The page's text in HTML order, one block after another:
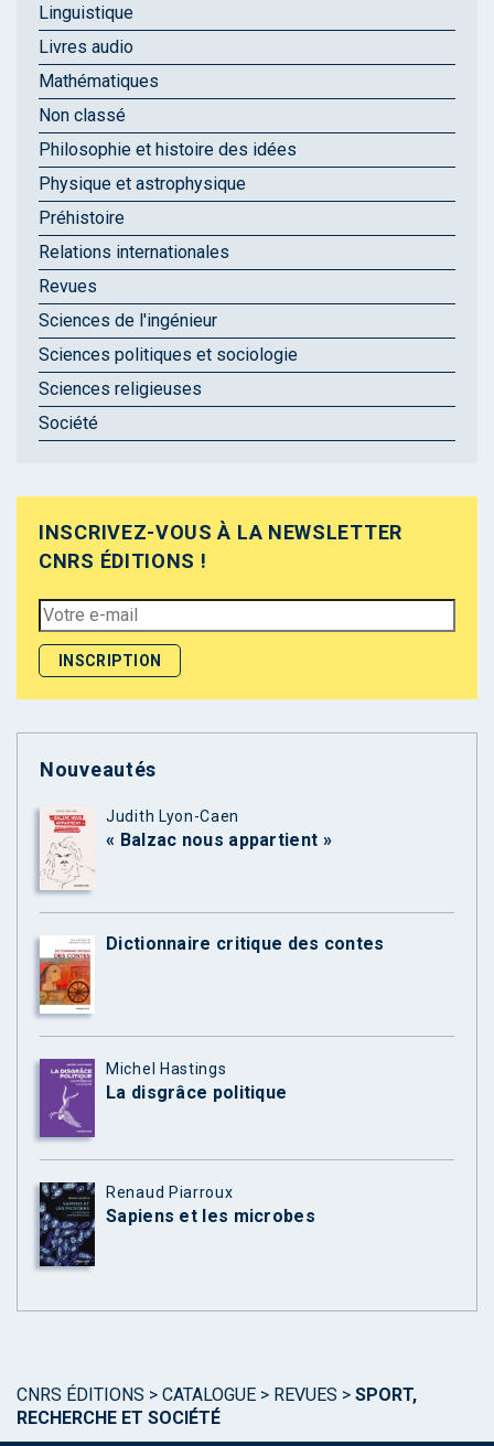
Linguistique
Livres audio
Mathématiques
Non classé
Philosophie et histoire des idées
Physique et astrophysique
Préhistoire
Relations internationales
Revues
Sciences de l'ingénieur
Sciences politiques et sociologie
Sciences religieuses
Société
INSCRIVEZ-VOUS À LA NEWSLETTER
CNRS ÉDITIONS !
Nouveautés
Judith Lyon-Caen
« Balzac nous appartient »
Dictionnaire critique des contes
Michel Hastings
La disgrâce politique
Renaud Piarroux
Sapiens et les microbes
CNRS ÉDITIONS > CATALOGUE > REVUES > SPORT,
RECHERCHE ET SOCIÉTÉ